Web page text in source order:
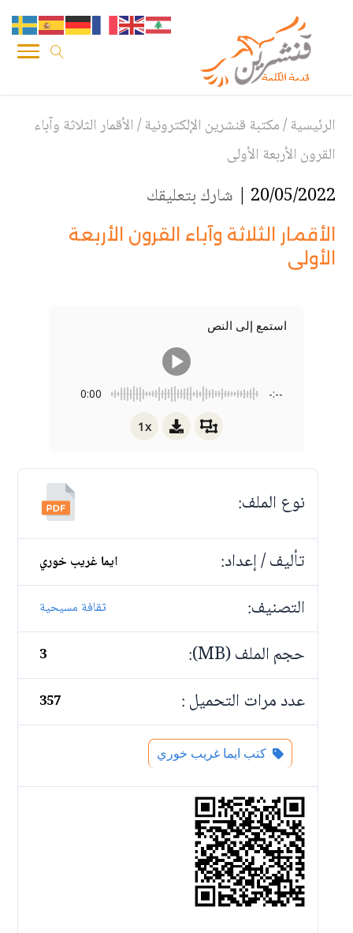
الرئيسية/مكتبة قنشرين الإلكترونية/الأقمار الثلاثة وآباء
القرون الأربعة الأولى
20/05/2022 | شارك بتعليقك
الأقمار الثلاثة وآباء القرون الأربعة
الأولى
استمع إلى النص
0:00 -:--
1x
نوع الملف:
تأليف / إعداد:
ايما غريب خوري
التصنيف: ثقافة مسيحية
حجم الملف (MB): 3
عدد مرات التحميل : 357
كتب ايما غريب خوري